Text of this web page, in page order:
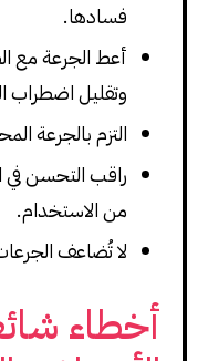
فسادها.
أعط الجرعة مع
وتقليل اضطراب
التزم بالجرعة
من الاستخدام.
لا تُضاعف
أخطاء